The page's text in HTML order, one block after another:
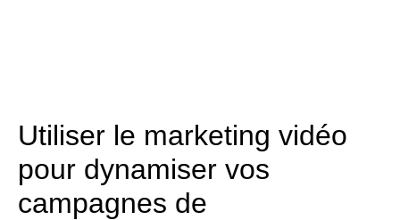
Utiliser le marketing vidéo
pour dynamiser vos
campagnes de